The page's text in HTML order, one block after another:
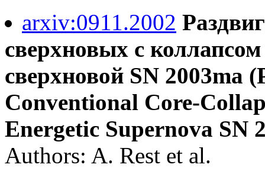
arxiv:0911.2002
сверхновых с
сверхновой SN 2003ma
Conventional Core-
Energetic Supernova SN
Authors: A. Rest et al.